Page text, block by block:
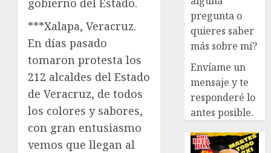
***Xalapa, Veracruz.
En días pasado
tomaron protesta los
212 alcaldes del Estado
de Veracruz, de todos
los colores y sabores,
con gran entusiasmo
vemos que llegan al
pregunta o
quieres saber
más sobre mí?
Envíame un
mensaje y te
responderé lo
antes posible.